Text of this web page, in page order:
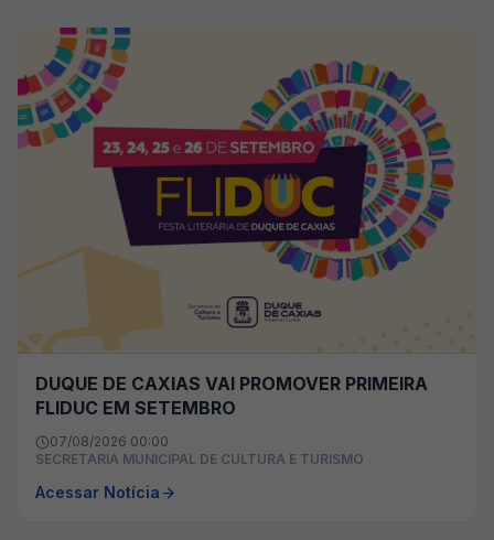
DUQUE DE CAXIAS VAI PROMOVER PRIMEIRA
FLIDUC EM SETEMBRO
07/08/2026 00:00
SECRETARIA MUNICIPAL DE CULTURA E TURISMO
Acessar Notícia